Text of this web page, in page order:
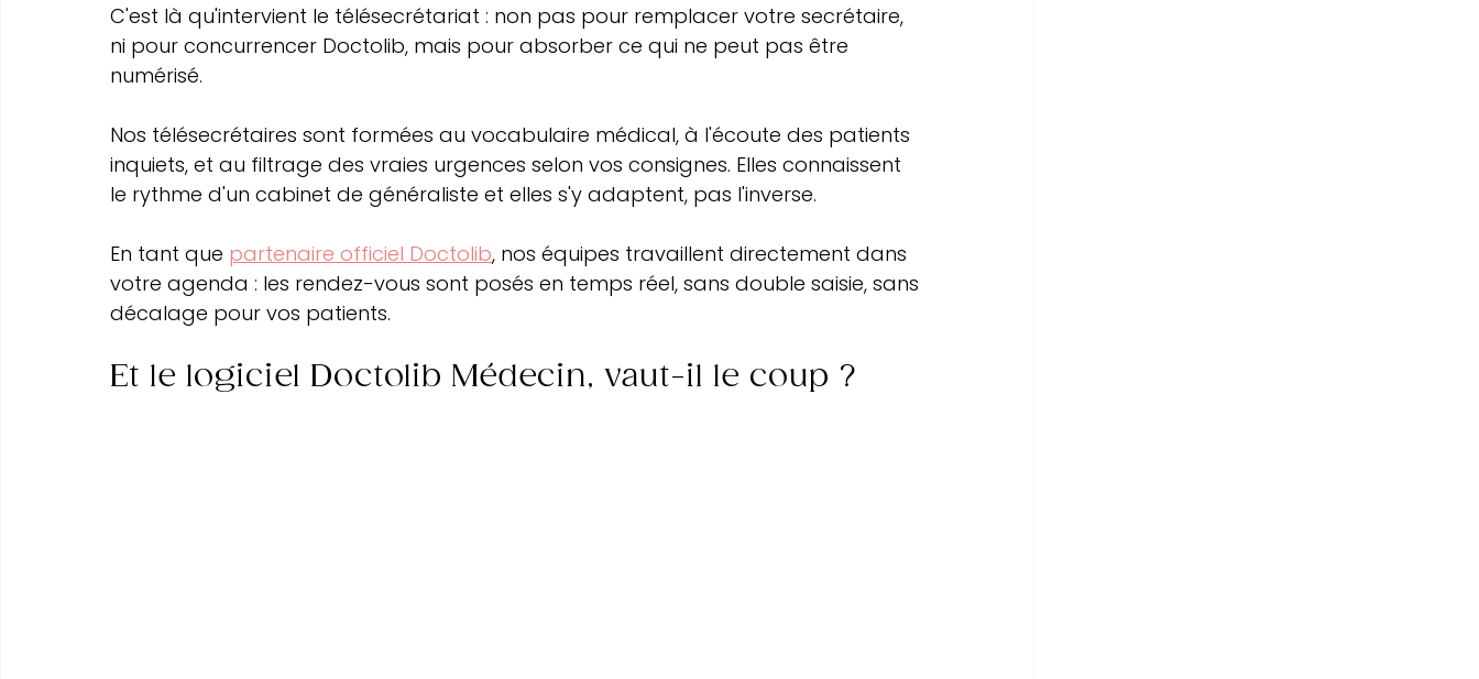
C'est là qu'intervient le télésecrétariat : non pas pour remplacer votre secrétaire,
ni pour concurrencer Doctolib, mais pour absorber ce qui ne peut pas être
numérisé.
Nos télésecrétaires sont formées au vocabulaire médical, à l'écoute des patients
inquiets, et au filtrage des vraies urgences selon vos consignes. Elles connaissent
le rythme d'un cabinet de généraliste et elles s'y adaptent, pas l'inverse.
En tant que partenaire officiel Doctolib, nos équipes travaillent directement dans
votre agenda : les rendez-vous sont posés en temps réel, sans double saisie, sans
décalage pour vos patients.
Et le logiciel Doctolib Médecin, vaut-il le coup ?